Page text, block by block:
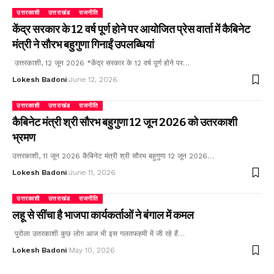
उत्तरकाशी उत्तराखंड राजनीति
केंद्र सरकार के 12 वर्ष पूर्ण होने पर आयोजित प्रेस वार्ता में कैबिनेट
मंत्री ने सौरभ बहुगुणा गिनाईं उपलब्धियां
उत्तरकाशी, 12 जून 2026 *केंद्र सरकार के 12 वर्ष पूर्ण होने पर…
Lokesh Badoni June 12, 2026
उत्तरकाशी उत्तराखंड राजनीति
कैबिनेट मंत्री श्री सौरभ बहुगुणा 12 जून 2026 को उतरकाशी
भ्रमण
उत्तरकाशी, 11 जून 2026 कैबिनेट मंत्री श्री सौरभ बहुगुणा 12 जून 2026…
Lokesh Badoni June 11, 2026
उत्तरकाशी उत्तराखंड राजनीति
लहू से सींचा है भाजपा कार्यकर्ताओं ने बंगाल में कमल
पुरोला उतरकाशी कुछ लोग आज भी इस गलतफहमी में जी रहे हैं…
Lokesh Badoni May 10, 2026